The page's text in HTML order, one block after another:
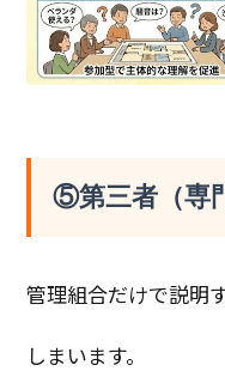
⑤第三者（専
管理組合だけで説明
しまいます。